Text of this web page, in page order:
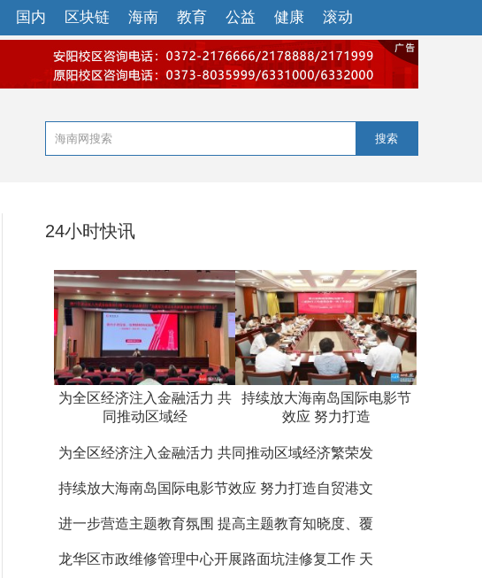
国内 区块链 海南 教育 公益 健康 滚动
搜索
24小时快讯
为全区经济注入金融活力 共
同推动区域经
持续放大海南岛国际电影节
效应 努力打造
为全区经济注入金融活力 共同推动区域经济繁荣发
持续放大海南岛国际电影节效应 努力打造自贸港文
进一步营造主题教育氛围 提高主题教育知晓度、覆
龙华区市政维修管理中心开展路面坑洼修复工作 天